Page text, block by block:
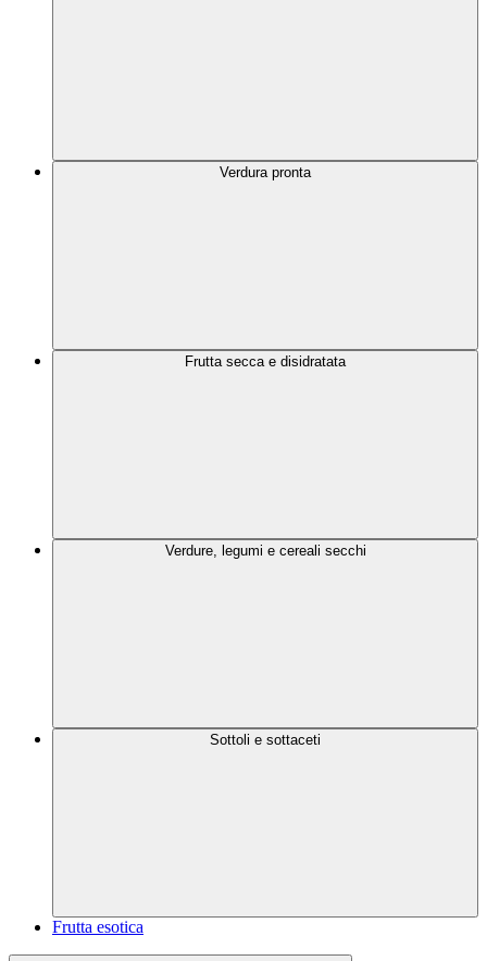
Verdura pronta
Frutta secca e disidratata
Verdure, legumi e cereali secchi
Sottoli e sottaceti
Frutta esotica